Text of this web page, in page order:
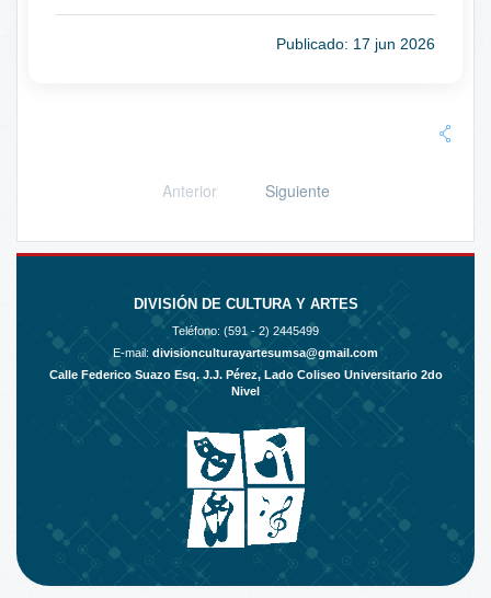
Publicado: 17 jun 2026
Anterior Siguiente
DIVISIÓN DE CULTURA Y ARTES
Teléfono: (591 - 2) 2445499
E-mail: divisionculturayartesumsa@gmail.com
Calle Federico Suazo Esq. J.J. Pérez, Lado Coliseo Universitario 2do
Nivel